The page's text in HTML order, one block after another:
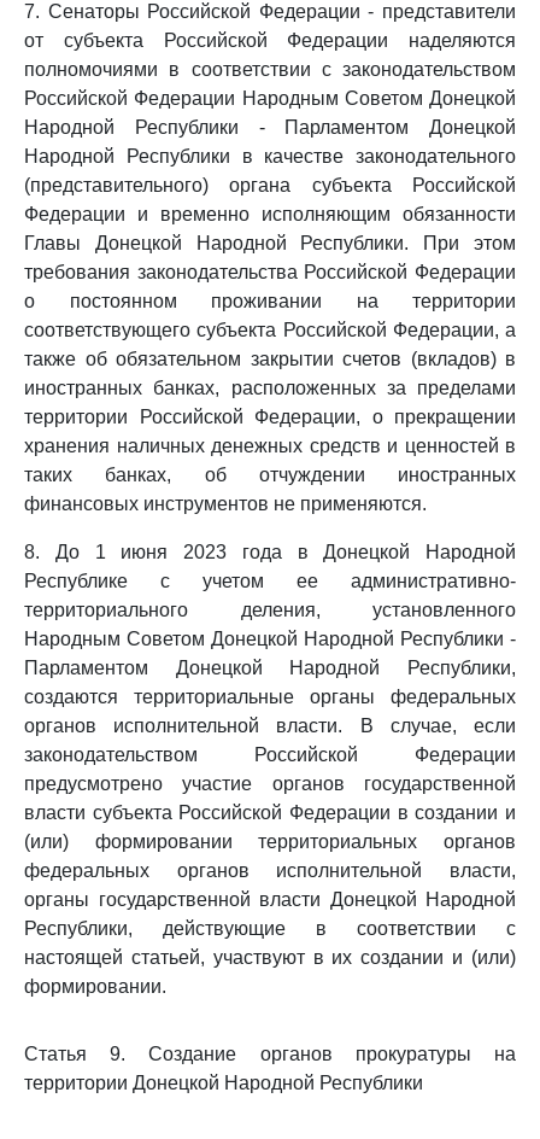
7. Сенаторы Российской Федерации - представители
от субъекта Российской Федерации наделяются
полномочиями в соответствии с законодательством
Российской Федерации Народным Советом Донецкой
Народной Республики - Парламентом Донецкой
Народной Республики в качестве законодательного
(представительного) органа субъекта Российской
Федерации и временно исполняющим обязанности
Главы Донецкой Народной Республики. При этом
требования законодательства Российской Федерации
о постоянном проживании на территории
соответствующего субъекта Российской Федерации, а
также об обязательном закрытии счетов (вкладов) в
иностранных банках, расположенных за пределами
территории Российской Федерации, о прекращении
хранения наличных денежных средств и ценностей в
таких банках, об отчуждении иностранных
финансовых инструментов не применяются.
8. До 1 июня 2023 года в Донецкой Народной
Республике с учетом ее административно-
территориального деления, установленного
Народным Советом Донецкой Народной Республики -
Парламентом Донецкой Народной Республики,
создаются территориальные органы федеральных
органов исполнительной власти. В случае, если
законодательством Российской Федерации
предусмотрено участие органов государственной
власти субъекта Российской Федерации в создании и
(или) формировании территориальных органов
федеральных органов исполнительной власти,
органы государственной власти Донецкой Народной
Республики, действующие в соответствии с
настоящей статьей, участвуют в их создании и (или)
формировании.
Статья 9. Создание органов прокуратуры на
территории Донецкой Народной Республики